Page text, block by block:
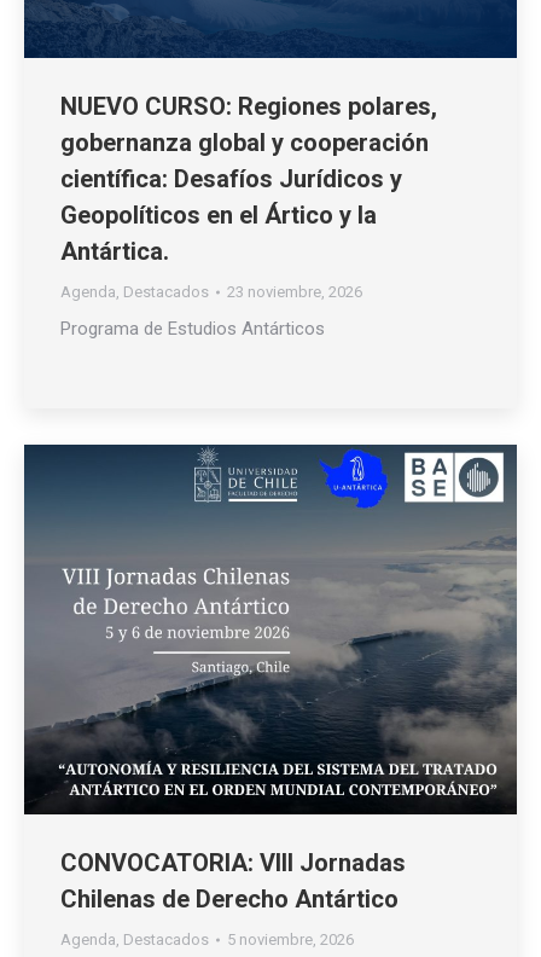
NUEVO CURSO: Regiones polares,
gobernanza global y cooperación
científica: Desafíos Jurídicos y
Geopolíticos en el Ártico y la
Antártica.
Agenda, Destacados 23 noviembre, 2026
Programa de Estudios Antárticos
CONVOCATORIA: VIII Jornadas
Chilenas de Derecho Antártico
Agenda, Destacados 5 noviembre, 2026